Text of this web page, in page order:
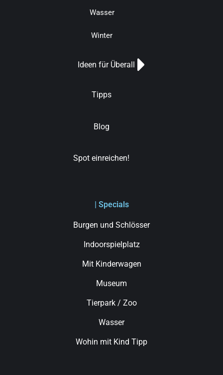
Wasser
Winter
Ideen für Überall
Tipps
Blog
Spot einreichen!
| Specials
Burgen und Schlösser
Indoorspielplatz
Mit Kinderwagen
Museum
Tierpark / Zoo
Wasser
Wohin mit Kind Tipp